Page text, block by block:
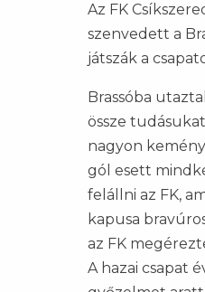
Az FK
szenvedett a
játszák a
Brassóba
össze
nagyon
gól esett
felállni az FK,
kapusa
az FK
A hazai csapat